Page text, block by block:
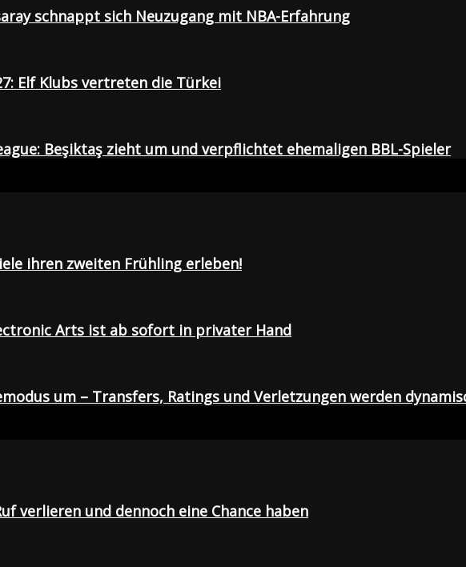
schnappt sich Neuzugang mit NBA-Erfahrung
Elf Klubs vertreten die Türkei
Beşiktaş zieht um und verpflichtet ehemaligen BBL-Spieler
ihren zweiten Frühling erleben!
Arts ist ab sofort in privater Hand
um – Transfers, Ratings und Verletzungen werden
verlieren und dennoch eine Chance haben